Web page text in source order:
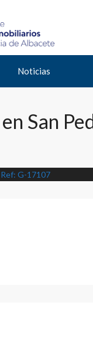
Noticias
– Ref: G-17107
San